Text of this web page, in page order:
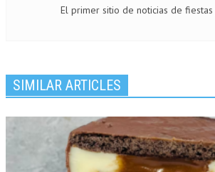
El primer sitio de noticias de
SIMILAR ARTICLES